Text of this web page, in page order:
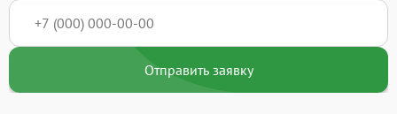
Отправить заявку